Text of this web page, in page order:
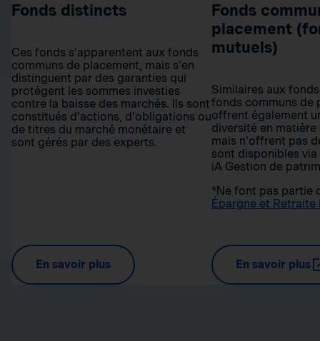
Fonds distincts
Ces fonds s’apparentent aux fonds
communs de placement, mais s’en
distinguent par des garanties qui
protègent les sommes investies
contre la baisse des marchés. Ils sont
constitués d’actions, d’obligations ou
de titres du marché monétaire et
sont gérés par des experts.
En savoir plus
Fonds
placement
mutuels)
Similaires aux
fonds communs de
offrent également
diversité en
mais n'offrent pas
sont disponibles
iA Gestion de
*Ne font pas partie
Épargne et Retraite
En savoir plus